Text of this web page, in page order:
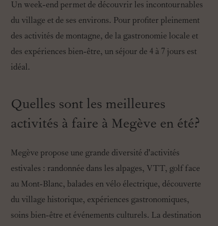
Un week-end permet de découvrir les incontournables
du village et de ses environs. Pour profiter pleinement
des activités de montagne, de la gastronomie locale et
des expériences bien-être, un séjour de 4 à 7 jours est
idéal.
Quelles sont les meilleures
activités à faire à Megève en été?
Megève propose une grande diversité d'activités
estivales : randonnée dans les alpages, VTT, golf face
au Mont-Blanc, balades en vélo électrique, découverte
du village historique, expériences gastronomiques,
soins bien-être et événements culturels. La destination